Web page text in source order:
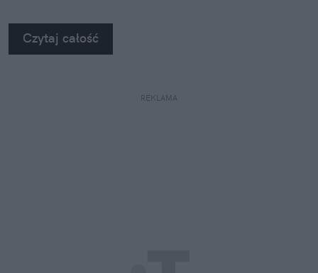
Czytaj całość
REKLAMA